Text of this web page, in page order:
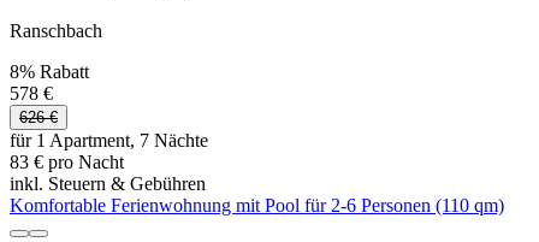
Ranschbach
8% Rabatt
578 €
626 €
für 1 Apartment, 7 Nächte
83 € pro Nacht
inkl. Steuern & Gebühren
Komfortable Ferienwohnung mit Pool für 2-6 Personen (110 qm)